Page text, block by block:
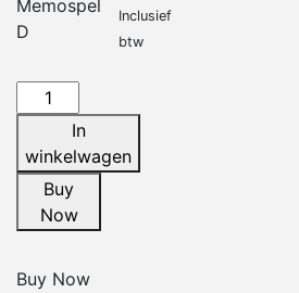
Inclusief
btw
In
winkelwagen
Buy
Now
Buy Now